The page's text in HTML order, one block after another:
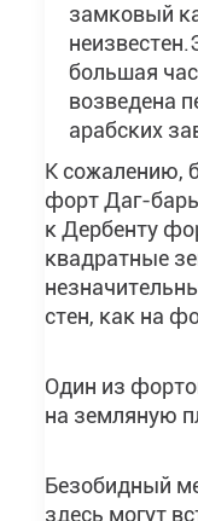
замковый
большая
возведена
арабских
К сожалению,
форт Даг-
к Дербенту
квадратные
стен, как на
Один из
на земляную
Безобидный
здесь могут